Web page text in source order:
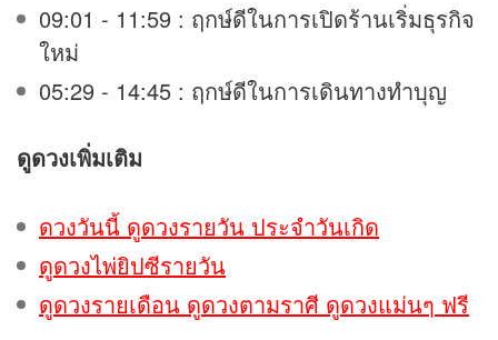
09:01 - 11:59 : ฤกษ์ดีในการเปิดร้านเริ่มธุรกิจ
ใหม่
05:29 - 14:45 : ฤกษ์ดีในการเดินทางทำบุญ
ดูดวงเพิ่มเติม
ดวงวันนี้ ดูดวงรายวัน ประจำวันเกิด
ดูดวงไพ่ยิปซีรายวัน
ดูดวงรายเดือน ดูดวงตามราศี ดูดวงแม่นๆ ฟรี